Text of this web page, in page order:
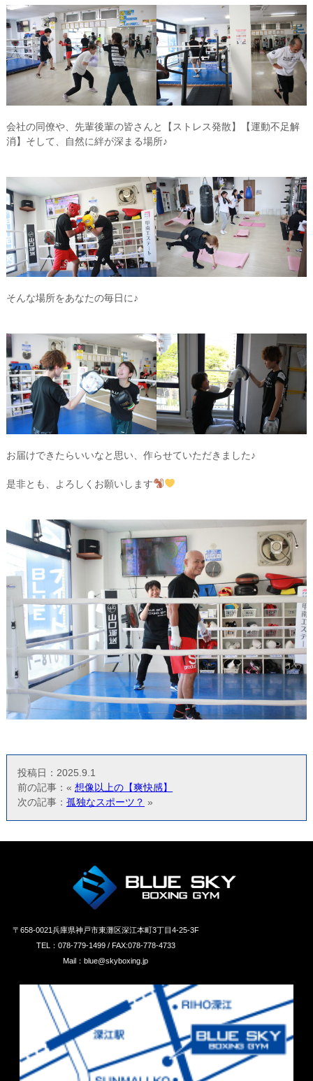
会社の同僚や、先輩後輩の皆さんと【ストレス発散】【運動不足解
消】そして、自然に絆が深まる場所♪
そんな場所をあなたの毎日に♪
お届けできたらいいなと思い、作らせていただきました♪
是非とも、よろしくお願いします
投稿日：2025.9.1
前の記事：« 想像以上の【爽快感】
次の記事： 孤独なスポーツ？ »
〒658‐0021兵庫県神戸市東灘区深江本町3丁目4-25-3F
TEL：078-779-1499 / FAX:078-778-4733
Mail：blue@skyboxing.jp